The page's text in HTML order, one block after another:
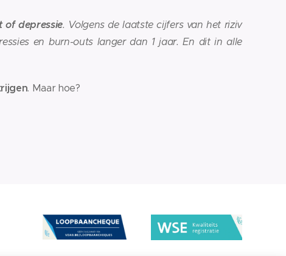
depressie. Volgens de laatste cijfers van het riziv
en burn-outs langer dan 1 jaar. En dit in alle
. Maar hoe?